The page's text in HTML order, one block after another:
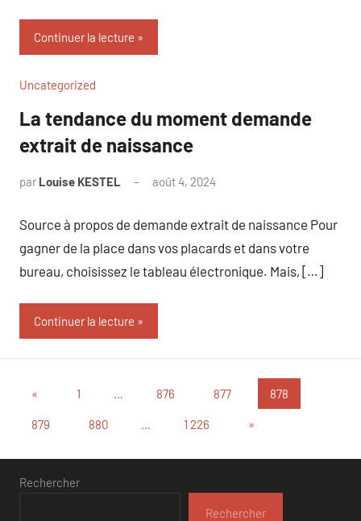
Continuer la lecture
Uncategorized
La tendance du moment demande
extrait de naissance
par Louise KESTEL août 4, 2024
Source à propos de demande extrait de naissance Pour
gagner de la place dans vos placards et dans votre
bureau, choisissez le tableau électronique. Mais, […]
Continuer la lecture
Pagination
des
publications
« Publications
1 … 876 877 878
879 880 … 1 226
Articles
»
Rechercher
Rechercher